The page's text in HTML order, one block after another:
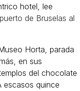
hotel, lee
de Bruselas al
Horta, parada
en sus
del chocolate
escasos quince